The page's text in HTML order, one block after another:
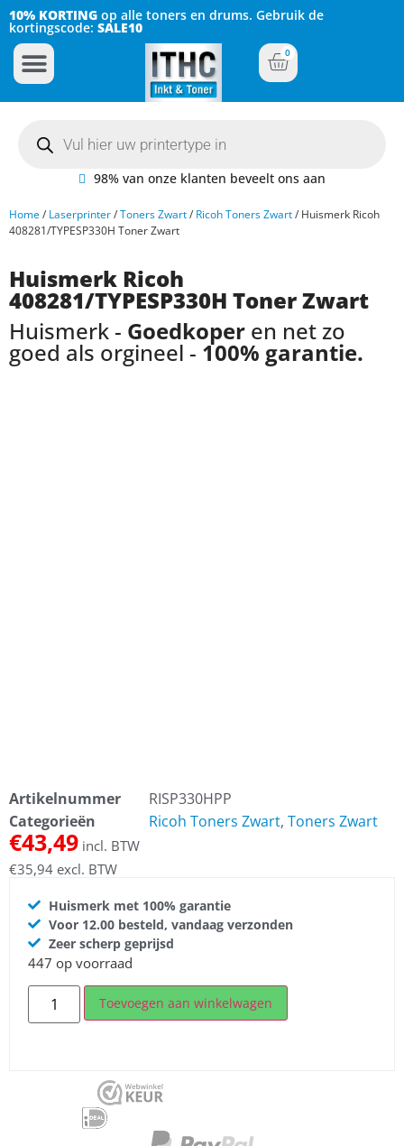
10% KORTING op alle toners en drums. Gebruik de
kortingscode: SALE10
0
98% van onze klanten beveelt ons aan
Home/ Laserprinter/Toners Zwart/ Ricoh Toners Zwart/ Huismerk Ricoh
408281/TYPESP330H Toner Zwart
Huismerk Ricoh
408281/TYPESP330H Toner Zwart
Huismerk - Goedkoper en net zo
goed als orgineel - 100% garantie.
Artikelnummer
RISP330HPP
Categorieën
Ricoh Toners Zwart, Toners Zwart
€43,49 incl. BTW
€35,94 excl. BTW
Huismerk met 100% garantie
Voor 12.00 besteld, vandaag verzonden
Zeer scherp geprijsd
447 op voorraad
Toevoegen aan winkelwagen